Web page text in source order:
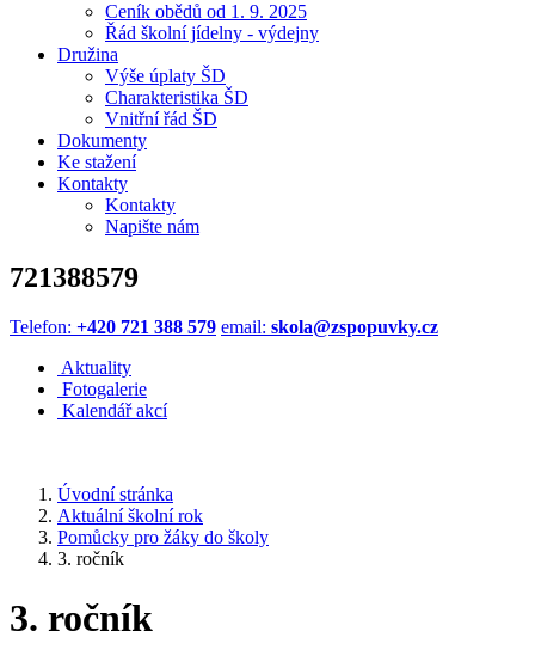
Ceník obědů od 1. 9. 2025
Řád školní jídelny - výdejny
Družina
Výše úplaty ŠD
Charakteristika ŠD
Vnitřní řád ŠD
Dokumenty
Ke stažení
Kontakty
Kontakty
Napište nám
721388579
Telefon: +420 721 388 579 email: skola@zspopuvky.cz
Aktuality
Fotogalerie
Kalendář akcí
Úvodní stránka
Aktuální školní rok
Pomůcky pro žáky do školy
3. ročník
3. ročník